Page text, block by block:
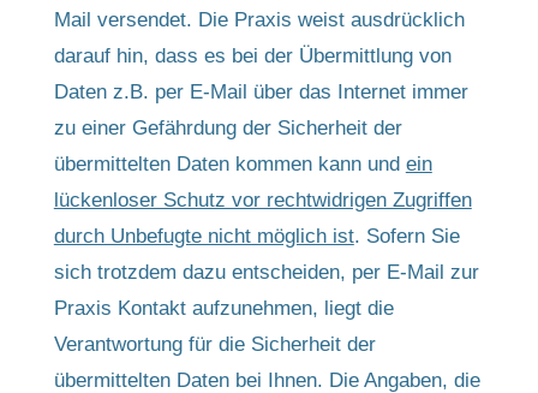
Mail versendet. Die Praxis weist ausdrücklich
darauf hin, dass es bei der Übermittlung von
Daten z.B. per E-Mail über das Internet immer
zu einer Gefährdung der Sicherheit der
übermittelten Daten kommen kann und ein
lückenloser Schutz vor rechtwidrigen Zugriffen
durch Unbefugte nicht möglich ist. Sofern Sie
sich trotzdem dazu entscheiden, per E-Mail zur
Praxis Kontakt aufzunehmen, liegt die
Verantwortung für die Sicherheit der
übermittelten Daten bei Ihnen. Die Angaben, die